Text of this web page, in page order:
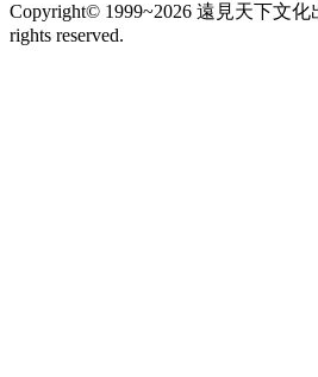
Copyright© 1999~2026 遠見天下文
rights reserved.